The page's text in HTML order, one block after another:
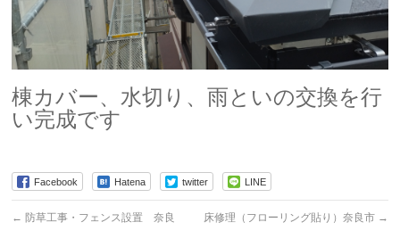
棟カバー、水切り、雨といの交換を行
い完成です
Facebook Hatena twitter LINE
← 防草工事・フェンス設置 奈良 床修理（フローリング貼り）奈良市 →